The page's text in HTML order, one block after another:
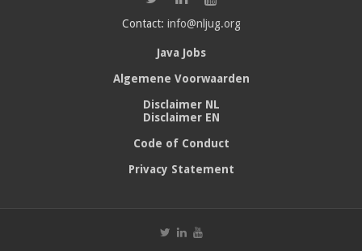
Contact: info@nljug.org
Java Jobs
Algemene Voorwaarden
Disclaimer NL
Disclaimer EN
Code of Conduct
Privacy Statement